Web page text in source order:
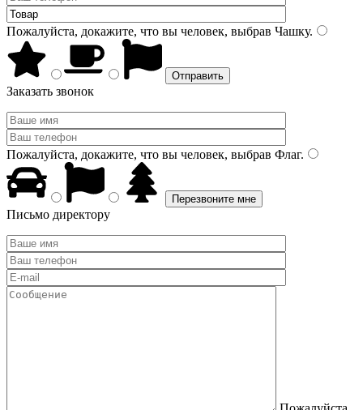
Пожалуйста, докажите, что вы человек, выбрав Чашку.
Заказать звонок
Пожалуйста, докажите, что вы человек, выбрав Флаг.
Письмо директору